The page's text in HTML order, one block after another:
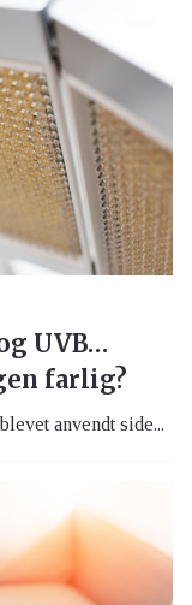
UVB…
farlig?
anvendt side...